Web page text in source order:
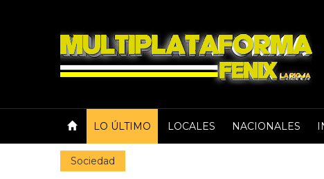
LO ÚLTIMO LOCALES NACIONALES
Sociedad